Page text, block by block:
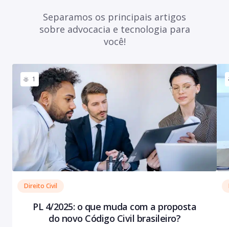
Separamos os principais artigos
sobre advocacia e tecnologia para
você!
1
Direito Civil
PL 4/2025: o que muda com a proposta
do novo Código Civil brasileiro?